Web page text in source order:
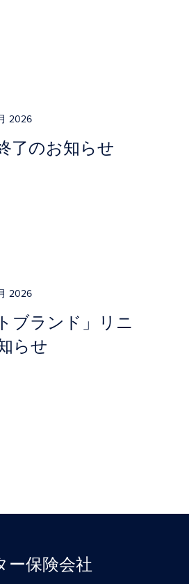
2026
了のお知らせ
2026
ブランド」リニ
らせ
ー保険会社